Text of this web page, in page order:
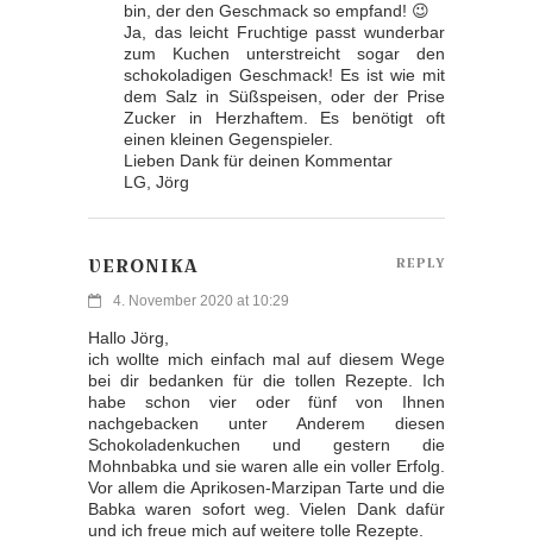
bin, der den Geschmack so empfand! 😉
Ja, das leicht Fruchtige passt wunderbar
zum Kuchen unterstreicht sogar den
schokoladigen Geschmack! Es ist wie mit
dem Salz in Süßspeisen, oder der Prise
Zucker in Herzhaftem. Es benötigt oft
einen kleinen Gegenspieler.
Lieben Dank für deinen Kommentar
LG, Jörg
VERONIKA
4. November 2020 at 10:29
Hallo Jörg,
ich wollte mich einfach mal auf diesem Wege
bei dir bedanken für die tollen Rezepte. Ich
habe schon vier oder fünf von Ihnen
nachgebacken unter Anderem diesen
Schokoladenkuchen und gestern die
Mohnbabka und sie waren alle ein voller Erfolg.
Vor allem die Aprikosen-Marzipan Tarte und die
Babka waren sofort weg. Vielen Dank dafür
und ich freue mich auf weitere tolle Rezepte.
REPLY